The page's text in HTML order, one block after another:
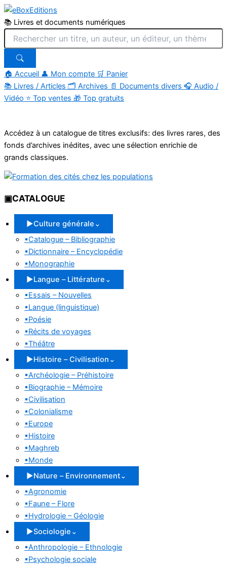
📚 Livres et documents numériques
🏠 Accueil 👤 Mon compte 🛒 Panier
📚 Livres / Articles 🗂 Archives 📄 Documents divers 🎧 Audio /
Vidéo ⭐ Top ventes 🎁 Top gratuits
contenu
Accédez à un catalogue de titres exclusifs: des livres rares, des
fonds d’archives inédites, avec une sélection enrichie de
grands classiques.
▣CATALOGUE
▶Culture générale ⌄
▪Catalogue – Bibliographie
▪Dictionnaire – Encyclopédie
▪Monographie
▶Langue – Littérature ⌄
▪Essais – Nouvelles
▪Langue (linguistique)
▪Poésie
▪Récits de voyages
▪Théâtre
▶Histoire – Civilisation ⌄
▪Archéologie – Préhistoire
▪Biographie – Mémoire
▪Civilisation
▪Colonialisme
▪Europe
▪Histoire
▪Maghreb
▪Monde
▶Nature – Environnement⌄
▪Agronomie
▪Faune – Flore
▪Hydrologie – Géologie
▶Sociologie ⌄
▪Anthropologie – Ethnologie
▪Psychologie sociale